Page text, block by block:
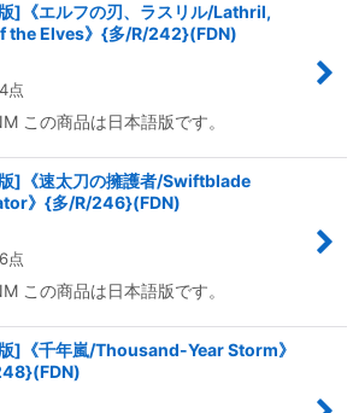
]《エルフの刃、ラスリル/Lathril,
the Elves》{多/R/242}(FDN)
点
この商品は日本語版です。
]《速太刀の擁護者/Swiftblade
》{多/R/246}(FDN)
点
この商品は日本語版です。
]《千年嵐/Thousand-Year Storm》